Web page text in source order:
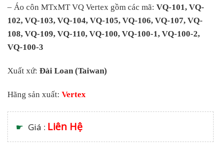
Rated5
out of 5
based on
rating
– Áo côn MTxMT VQ Vertex gồm các mã: VQ-101, VQ-
102, VQ-103, VQ-104, VQ-105, VQ-106, VQ-107, VQ-
108, VQ-109, VQ-110, VQ-100, VQ-100-1, VQ-100-2,
VQ-100-3
Xuất xứ: Đài Loan (Taiwan)
Hãng sản xuất: Vertex
☛ Giá : Liên Hệ